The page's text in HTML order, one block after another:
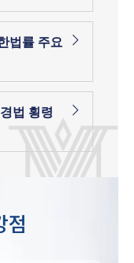
법률 주요
법 횡령
점